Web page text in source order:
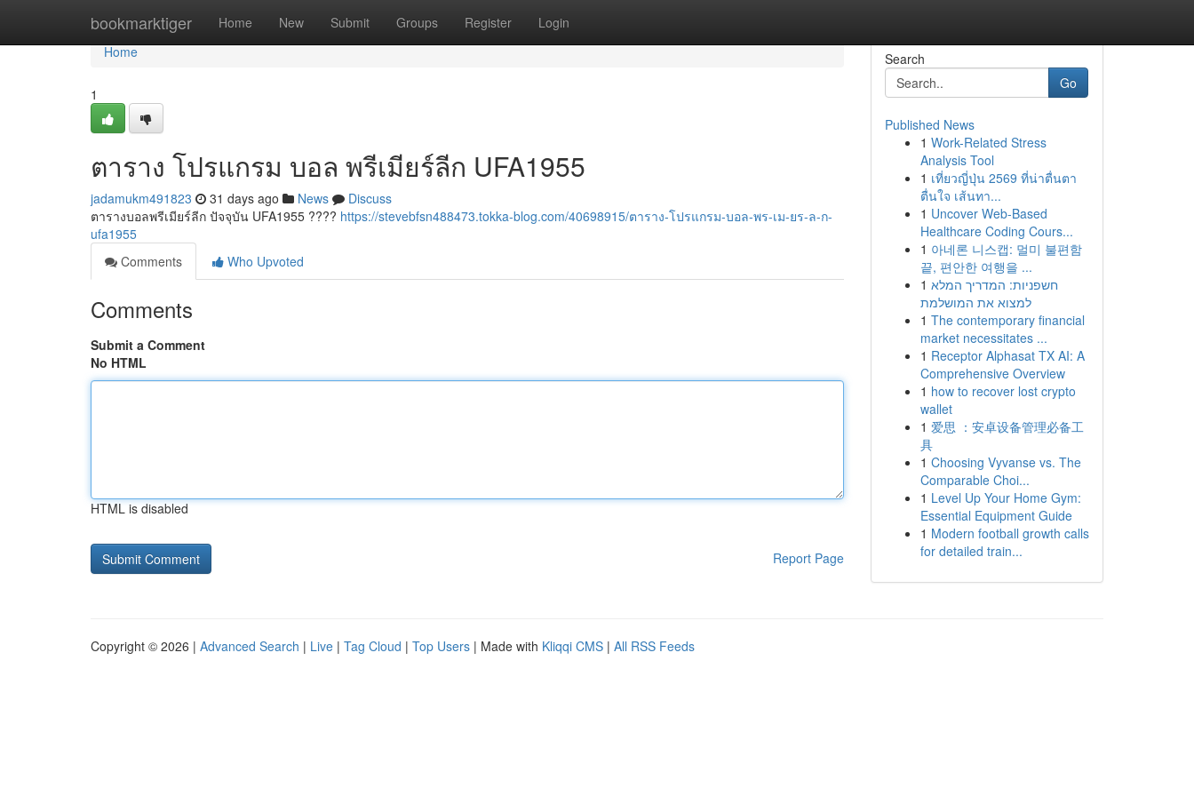
bookmarktiger Home New Submit Groups Register Login
Home
Home
1
ตาราง โปรแกรม บอล พรีเมียร์ลีก UFA1955
jadamukm491823 31 days ago News
Discuss
ตารางบอลพรีเมียร์ลีก ปัจจุบัน UFA1955 ???? https://stevebfsn488473.tokka-blog.com/40698915/ตาราง-โปรแกรม-บอล-พร-เม-ยร-ล-ก-
ufa1955
Comments
Who Upvoted
Comments
Submit a Comment
No HTML
HTML is disabled
Report Page
Search
Go
Published News
1 Work-Related Stress
Analysis Tool
1 เที่ยวญี่ปุ่น 2569 ที่น่าตื่นตา
ตื่นใจ เส้นทา...
1 Uncover Web-Based
Healthcare Coding Cours...
1 아네론 니스캡: 멀미 불편함
끝, 편안한 여행을 ...
1 חשפניות: המדריך המלא
למצוא את המושלמת
1 The contemporary financial
market necessitates ...
1 Receptor Alphasat TX AI: A
Comprehensive Overview
1 how to recover lost crypto
wallet
1 爱思 ：安卓设备管理必备工
具
1 Choosing Vyvanse vs. The
Comparable Choi...
1 Level Up Your Home Gym:
Essential Equipment Guide
1 Modern football growth calls
for detailed train...
Copyright © 2026 | Advanced Search | Live | Tag Cloud | Top Users | Made with Kliqqi CMS | All RSS Feeds